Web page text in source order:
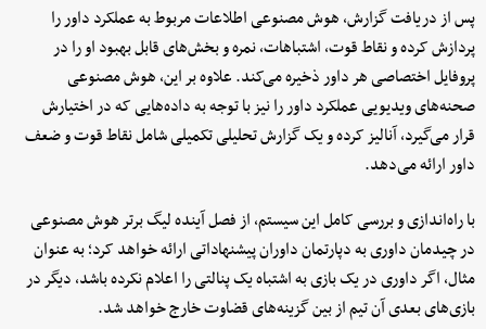
پس از دریافت گزارش، هوش مصنوعی اطلاعات مربوط به عملکرد داور را
پردازش کرده و نقاط قوت، اشتباهات، نمره و بخش‌های قابل بهبود او را در
پروفایل اختصاصی هر داور ذخیره می‌کند. علاوه بر این، هوش مصنوعی
صحنه‌های ویدیویی عملکرد داور را نیز با توجه به داده‌هایی که در اختیارش
قرار می‌گیرد، آنالیز کرده و یک گزارش تحلیلی تکمیلی شامل نقاط قوت و ضعف
داور ارائه می‌دهد.
با راه‌اندازی و بررسی کامل این سیستم، از فصل آینده لیگ برتر هوش مصنوعی
در چیدمان داوری به دپارتمان داوران پیشنهاداتی ارائه خواهد کرد؛ به عنوان
مثال، اگر داوری در یک بازی به اشتباه یک پنالتی را اعلام نکرده باشد، دیگر در
بازی‌های بعدی آن تیم از بین گزینه‌های قضاوت خارج خواهد شد.